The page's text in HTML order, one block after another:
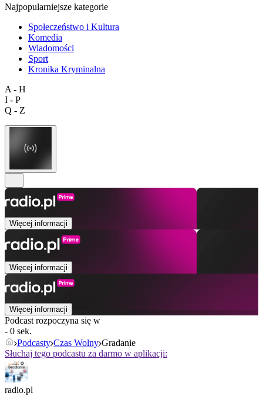
Najpopularniejsze kategorie
Społeczeństwo i Kultura
Komedia
Wiadomości
Sport
Kronika Kryminalna
A - H
I - P
Q - Z
Więcej informacji
Więcej informacji
Więcej informacji
Podcast rozpoczyna się w
- 0 sek.
Podcasty Czas Wolny Gradanie
Słuchaj tego podcastu za darmo w aplikacji:
radio.pl